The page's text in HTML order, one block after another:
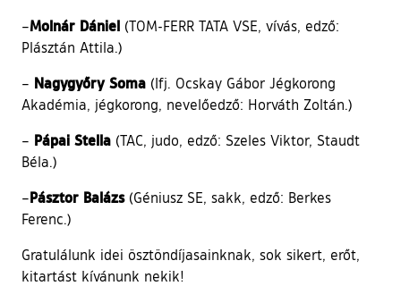
–Molnár Dániel (TOM-FERR TATA VSE, vívás, edző:
Plásztán Attila.)
– Nagygyőry Soma (Ifj. Ocskay Gábor Jégkorong
Akadémia, jégkorong, nevelőedző: Horváth Zoltán.)
– Pápai Stella (TAC, judo, edző: Szeles Viktor, Staudt
Béla.)
–Pásztor Balázs(Géniusz SE, sakk, edző: Berkes
Ferenc.)
Gratulálunk idei ösztöndíjasainknak, sok sikert, erőt,
kitartást kívánunk nekik!